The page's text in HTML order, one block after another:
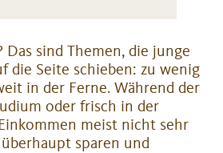
Das sind Themen, die junge
die Seite schieben: zu wenig
in der Ferne. Während der
oder frisch in der
meist nicht sehr
sparen und